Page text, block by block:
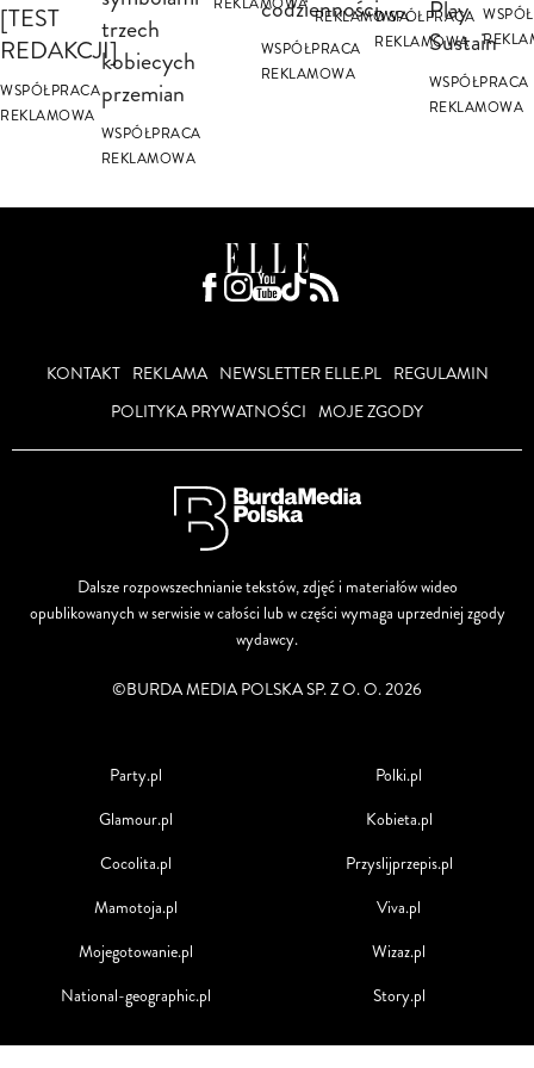
[TEST
REDAKCJI]
WSPÓŁPRACA
REKLAMOWA
trzech
kobiecych
przemian
WSPÓŁPRACA
REKLAMOWA
REKLAMOWAcodzienności
WSPÓŁPRACA
REKLAMOWA
REKLAMOWAWSPÓŁPRACA
REKLAMOWA
Play
Sustain
WSPÓŁPRACA
REKLAMOWA
KONTAKT REKLAMA NEWSLETTER ELLE.PL
REGULAMIN
POLITYKA PRYWATNOŚCI MOJE ZGODY
Dalsze rozpowszechnianie tekstów, zdjęć i materiałów wideo
opublikowanych w serwisie w całości lub w części wymaga uprzedniej zgody
wydawcy.
©BURDA MEDIA POLSKA SP. Z O. O. 2026
Party.pl
Glamour.pl
Cocolita.pl
Mamotoja.pl
Mojegotowanie.pl
National-geographic.pl
Polki.pl
Kobieta.pl
Przyslijprzepis.pl
Viva.pl
Wizaz.pl
Story.pl